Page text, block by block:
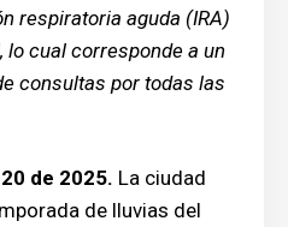
respiratoria aguda (IRA)
lo cual corresponde a un
consultas por todas las
de 2025. La ciudad
de lluvias del